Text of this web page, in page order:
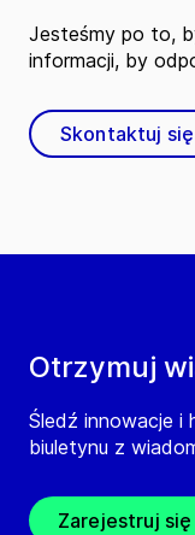
Otrzymuj
Śledź innowacje i
biuletynu z
Zarejestruj się
Jesteśmy po to,
informacji, by
Skontaktuj